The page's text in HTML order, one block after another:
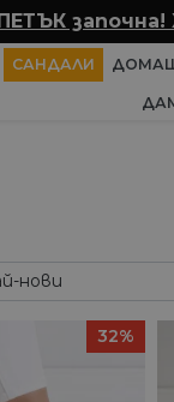
САНДАЛИ
32%